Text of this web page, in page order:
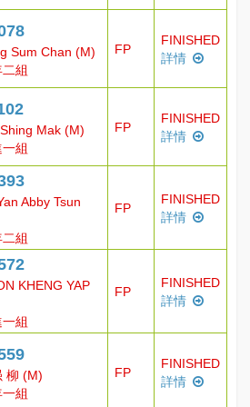
Sum Chan (M)
組
FP
FINISHED
詳情
Mak (M)
組
FP
FINISHED
詳情
Abby Tsun
組
FP
FINISHED
詳情
KHENG YAP
組
FP
FINISHED
詳情
柳 (M)
組
FP
FINISHED
詳情